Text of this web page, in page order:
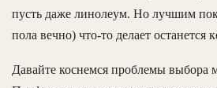
пусть даже линолеум. Но лучшим
пола вечно) что-то делает останется
Давайте коснемся проблемы выбора